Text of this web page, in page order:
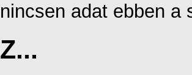
nincsen adat ebben a
Z...